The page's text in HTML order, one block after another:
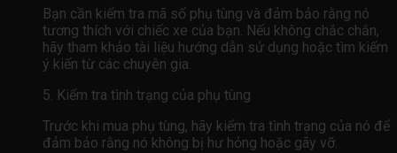
Bạn cần kiểm tra mã số phụ tùng và đảm bảo rằng nó
tương thích với chiếc xe của bạn. Nếu không chắc chắn,
hãy tham khảo tài liệu hướng dẫn sử dụng hoặc tìm kiếm
ý kiến ​​từ các chuyên gia.
5. Kiểm tra tình trạng của phụ tùng
Trước khi mua phụ tùng, hãy kiểm tra tình trạng của nó để
đảm bảo rằng nó không bị hư hỏng hoặc gãy vỡ.